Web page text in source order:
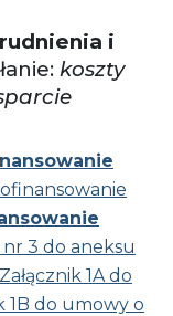
i
koszty
nr 3 do aneksu
Załącznik 1A do
1B do umowy o